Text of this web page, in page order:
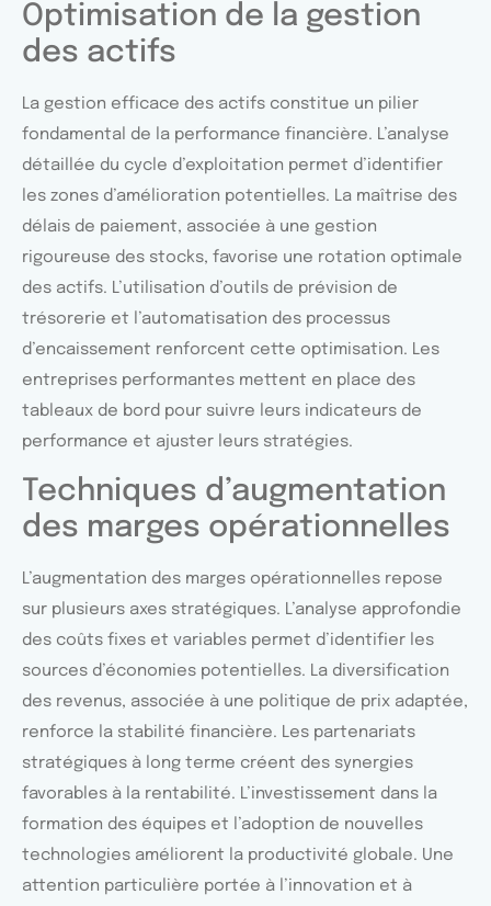
Optimisation de la gestion
des actifs
La gestion efficace des actifs constitue un pilier
fondamental de la performance financière. L’analyse
détaillée du cycle d’exploitation permet d’identifier
les zones d’amélioration potentielles. La maîtrise des
délais de paiement, associée à une gestion
rigoureuse des stocks, favorise une rotation optimale
des actifs. L’utilisation d’outils de prévision de
trésorerie et l’automatisation des processus
d’encaissement renforcent cette optimisation. Les
entreprises performantes mettent en place des
tableaux de bord pour suivre leurs indicateurs de
performance et ajuster leurs stratégies.
Techniques d’augmentation
des marges opérationnelles
L’augmentation des marges opérationnelles repose
sur plusieurs axes stratégiques. L’analyse approfondie
des coûts fixes et variables permet d’identifier les
sources d’économies potentielles. La diversification
des revenus, associée à une politique de prix adaptée,
renforce la stabilité financière. Les partenariats
stratégiques à long terme créent des synergies
favorables à la rentabilité. L’investissement dans la
formation des équipes et l’adoption de nouvelles
technologies améliorent la productivité globale. Une
attention particulière portée à l’innovation et à